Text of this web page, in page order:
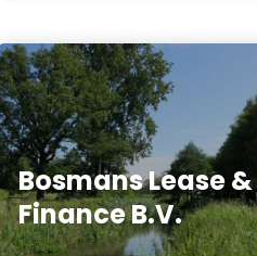
Bosmans Lease &
Finance B.V.